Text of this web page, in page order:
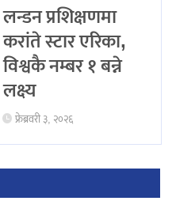
लन्डन प्रशिक्षणमा
करांते स्टार एरिका,
विश्वकै नम्बर १ बन्ने
लक्ष्य
फ्रेब्रवरी ३, २०२६